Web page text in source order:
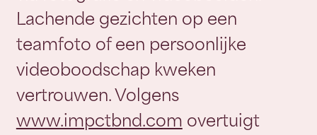
Lachende gezichten op een
teamfoto of een persoonlijke
videoboodschap kweken
vertrouwen. Volgens
www.impctbnd.com overtuigt